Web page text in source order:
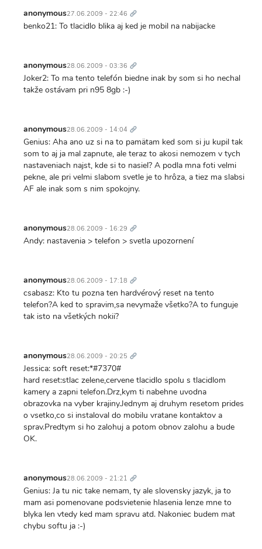
anonymous27.06.2009 - 22:46 odkaz
benko21: To tlacidlo blika aj ked je mobil na nabijacke
anonymous28.06.2009 - 03:36 odkaz
Joker2: To ma tento telefón biedne inak by som si ho nechal
takže ostávam pri n95 8gb :-)
anonymous28.06.2009 - 14:04 odkaz
Genius: Aha ano uz si na to pamätam ked som si ju kupil tak
som to aj ja mal zapnute, ale teraz to akosi nemozem v tych
nastaveniach najst, kde si to nasiel? A podla mna foti velmi
pekne, ale pri velmi slabom svetle je to hrôza, a tiez ma slabsi
AF ale inak som s nim spokojny.
anonymous28.06.2009 - 16:29 odkaz
Andy: nastavenia > telefon > svetla upozornení
anonymous28.06.2009 - 17:18 odkaz
csabasz: Kto tu pozna ten hardvérový reset na tento
telefon?A ked to spravim,sa nevymaže všetko?A to funguje
tak isto na všetkých nokii?
anonymous28.06.2009 - 20:25 odkaz
Jessica: soft reset:*#7370#
hard reset:stlac zelene,cervene tlacidlo spolu s tlacidlom
kamery a zapni telefon.Drz,kym ti nabehne uvodna
obrazovka na vyber krajiny.Jednym aj druhym resetom prides
o vsetko,co si instaloval do mobilu vratane kontaktov a
sprav.Predtym si ho zalohuj a potom obnov zalohu a bude
OK.
anonymous28.06.2009 - 21:21 odkaz
Genius: Ja tu nic take nemam, ty ale slovensky jazyk, ja to
mam asi pomenovane podsvietenie hlasenia lenze mne to
blyka len vtedy ked mam spravu atd. Nakoniec budem mat
chybu softu ja :-)